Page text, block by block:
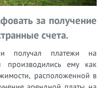
за получение
счета.
получал платежи на
производились ему как
расположенной в